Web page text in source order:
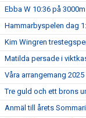
Ebba W 10:36 på
Hammarbyspelen dag
Kim Wingren
Matilda persade i
Våra arrangemang 2025
Tre guld och ett brons
Anmäl till årets